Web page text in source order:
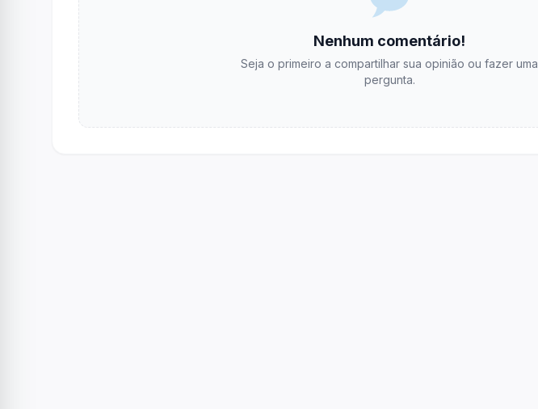
Nenhum comentário!
Seja o primeiro a compartilhar sua opinião ou fazer uma
pergunta.